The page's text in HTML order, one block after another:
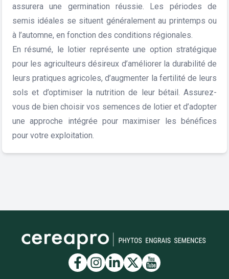
assurera une germination réussie. Les périodes de
semis idéales se situent généralement au printemps ou
à l’automne, en fonction des conditions régionales.
En résumé, le lotier représente une option stratégique
pour les agriculteurs désireux d’améliorer la durabilité de
leurs pratiques agricoles, d’augmenter la fertilité de leurs
sols et d’optimiser la nutrition de leur bétail. Assurez-
vous de bien choisir vos semences de lotier et d’adopter
une approche intégrée pour maximiser les bénéfices
pour votre exploitation.
Lien vers la page
Lien vers la page
Lien vers la page
Lien vers la
Lien vers la